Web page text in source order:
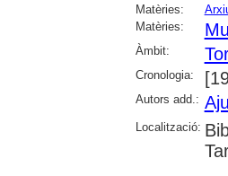
Matèries:
Matèries:
Àmbit:
Cronologia:
Autors add.:
Localització: